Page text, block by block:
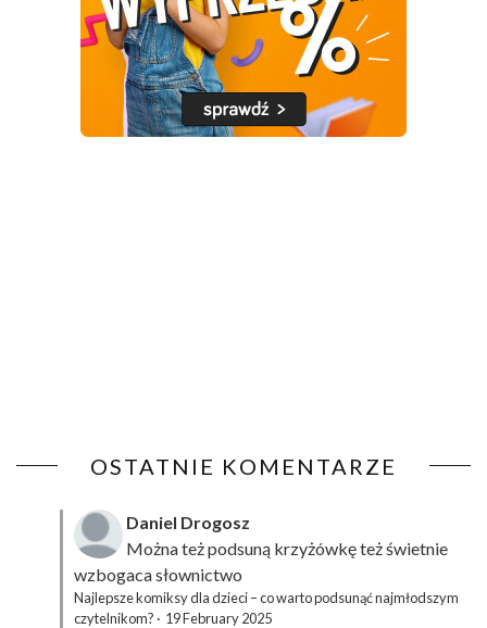
OSTATNIE KOMENTARZE
Daniel Drogosz
Można też podsuną krzyżówkęteż świetnie
wzbogaca słownictwo
Najlepsze komiksy dla dzieci – co warto podsunąć najmłodszym
czytelnikom? · 19 February 2025